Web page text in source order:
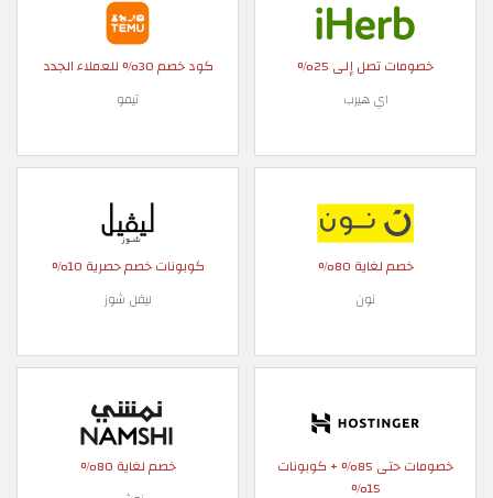
خصومات تصل إلى 25%
اي هيرب
كود خصم 30% للعملاء الجدد
تيمو
خصم لغاية 80%
نون
كوبونات خصم حصرية 10%
ليفل شوز
خصومات حتى 85% + كوبونات
15%
خصم لغاية 80%